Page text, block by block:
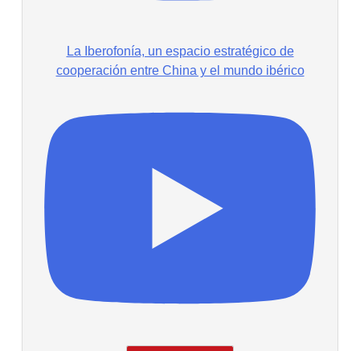
La Iberofonía, un espacio estratégico de
cooperación entre China y el mundo ibérico